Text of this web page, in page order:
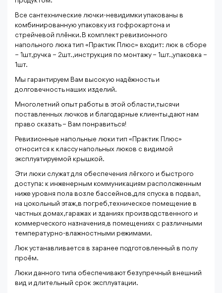
Все сантехнические лючки-невидимки упакованы в
комбинированную упаковку из гофрокартона и
стрейчевой плёнки. В комплект ревизионного
напольного люка тип «Практик Плюс» входит: люк в сборе
– 1шт, ручка – 2шт., инструкция по монтажу – 1шт., упаковка –
1шт.
Мы гарантируем Вам высокую надёжность и
долговечность наших изделий.
Многолетний опыт работы в этой области, тысячи
поставленных лючков и благодарные клиенты, дают нам
право сказать – Вам понравиться!
Ревизионные напольные люки тип «Практик Плюс»
относится к классу напольных люков с видимой
эксплуатируемой крышкой.
Эти люки служат для обеспечения лёгкого и быстрого
доступа: к инженерным коммуникациям расположенным
ниже уровня пола возле бассейнов, для спуска в подвал,
на цокольный этаж, в погреб, техническое помещение в
частных домах, гаражах и зданиях производственного и
коммерческого назначения, в помещениях с различными
температурно-влажностными режимами.
Люк устанавливается в заранее подготовленный в полу
проём.
Люки данного типа обеспечивают безупречный внешний
вид и длительный срок эксплуатации.